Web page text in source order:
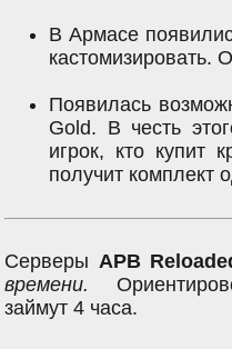
В Армасе
кастомизировать.
Появилась
Gold. В честь
игрок, кто купит
получит комплект
Серверы APB
времени.
займут 4 часа.